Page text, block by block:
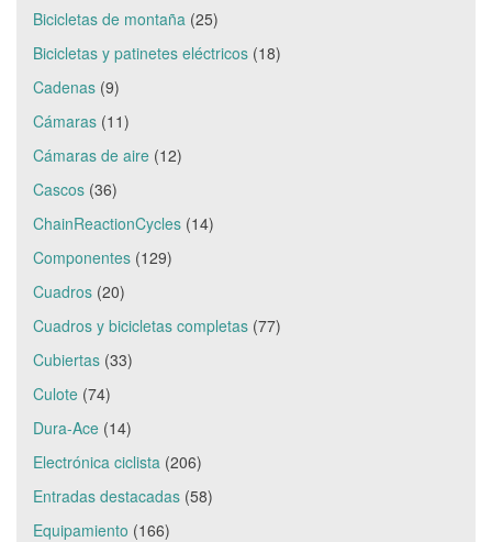
Bicicletas de montaña (25)
Bicicletas y patinetes eléctricos (18)
Cadenas (9)
Cámaras (11)
Cámaras de aire (12)
Cascos (36)
ChainReactionCycles (14)
Componentes (129)
Cuadros (20)
Cuadros y bicicletas completas (77)
Cubiertas (33)
Culote (74)
Dura-Ace (14)
Electrónica ciclista (206)
Entradas destacadas (58)
Equipamiento (166)